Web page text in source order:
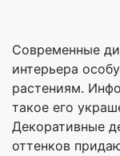
Современные
интерьера
растениям.
такое его
Декоративные
оттенков